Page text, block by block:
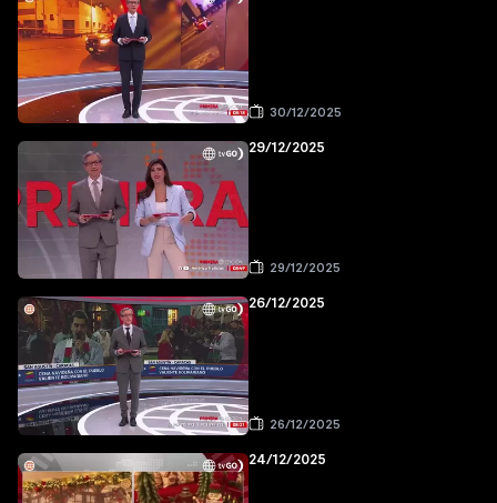
30/12/2025
29/12/2025
29/12/2025
26/12/2025
26/12/2025
24/12/2025